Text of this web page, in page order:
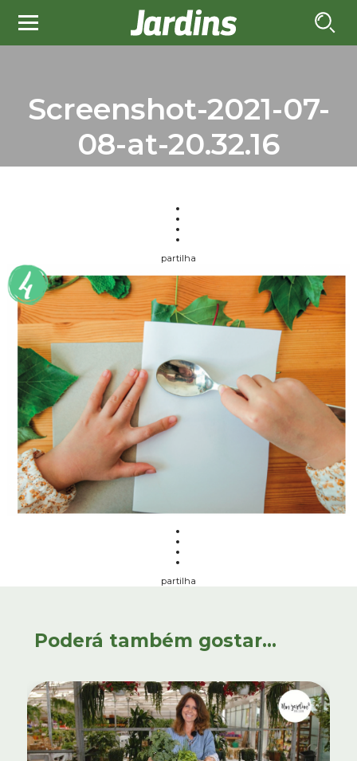
Screenshot-2021-07-
08-at-20.32.16
partilha
partilha
Poderá também gostar...